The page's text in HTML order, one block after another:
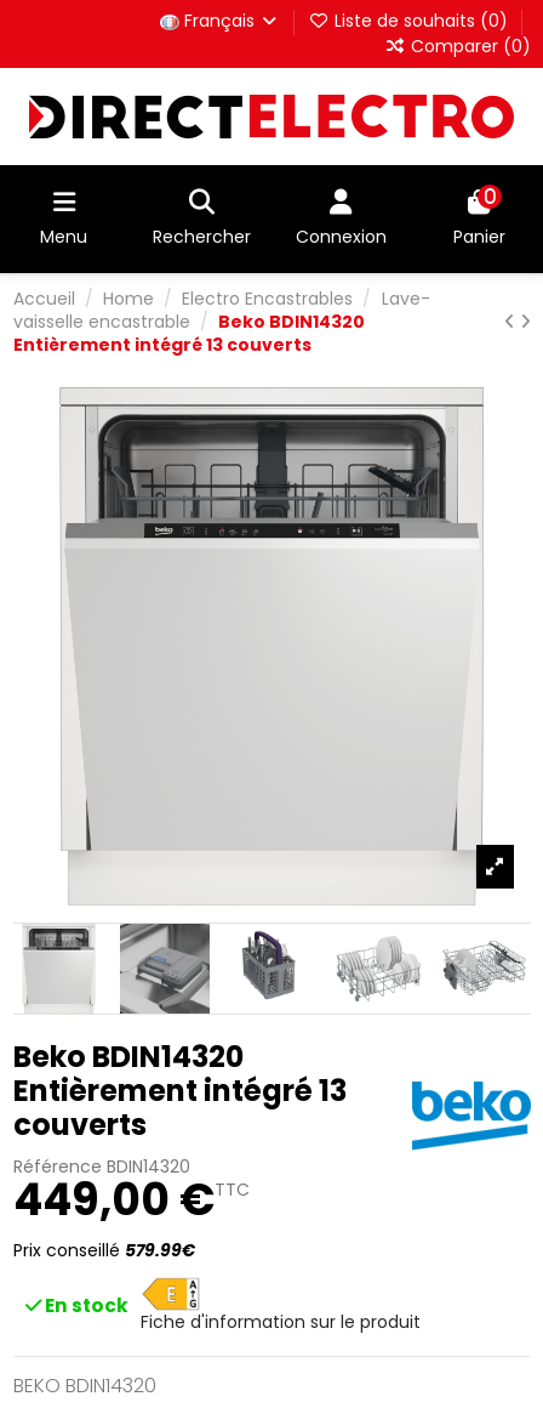
Français Liste de souhaits (0)
Comparer (0)
Menu Rechercher Connexion
0
Panier
Accueil Home Electro Encastrables
Lave-
vaisselle encastrable
Beko BDIN14320
Entièrement intégré 13 couverts
Beko BDIN14320
Entièrement intégré 13
couverts
Référence BDIN14320
449,00 €TTC
Prix conseillé 579.99€
En stock
E
Fiche d'information sur le produit
BEKO BDIN14320